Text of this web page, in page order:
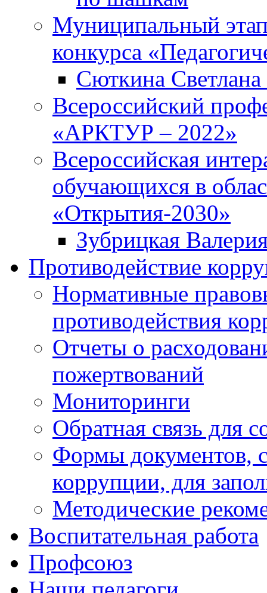
Муниципальный
конкурса
Сюткина Светлана
Всероссийский
«АРКТУР – 2022»
Всероссийская
обучающихся в
«Открытия-2030»
Зубрицкая
Противодействие
Нормативные
противодействия
Отчеты о
пожертвований
Мониторинги
Обратная связь для
Формы документов,
коррупции, для
Методические
Воспитательная работа
Профсоюз